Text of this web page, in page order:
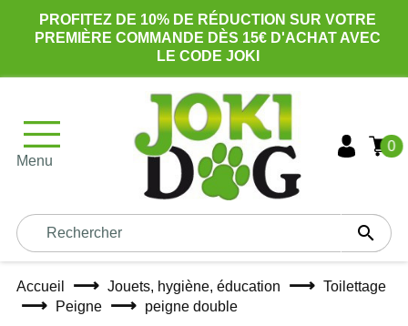
PROFITEZ DE 10% DE RÉDUCTION SUR VOTRE
PREMIÈRE COMMANDE DÈS 15€ D'ACHAT AVEC
LE CODE JOKI
Menu

0
Accueil Jouets, hygiène, éducation
Toilettage
Peigne
peigne double